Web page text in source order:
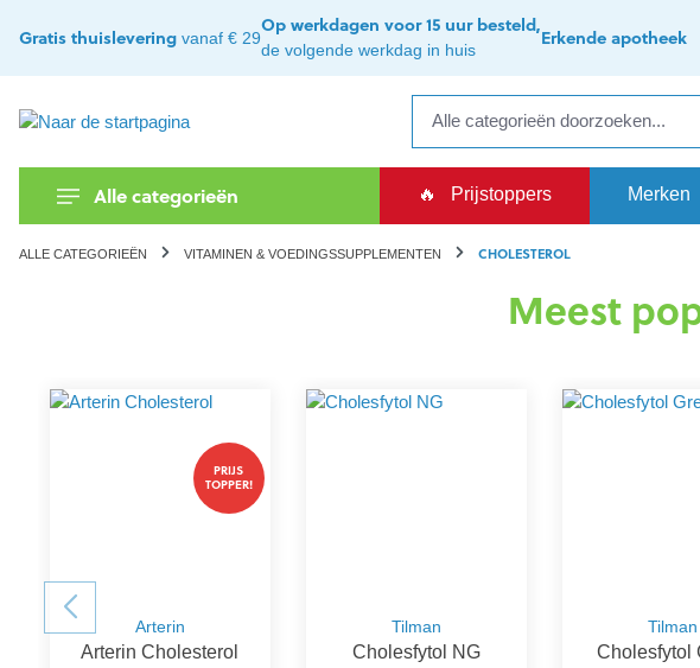
general.skipToNavigation
Gratis thuislevering vanaf € 29
Op werkdagen voor 15 uur besteld,
de volgende werkdag in huis
Erkende apotheek
Alle categorieën 🔥 Prijstoppers Merken
ALLE CATEGORIEËN VITAMINEN & VOEDINGSSUPPLEMENTEN CHOLESTEROL
Meest
PRIJS
TOPPER!
Arterin
Arterin Cholesterol
Tilman
Cholesfytol NG
Tilman
Cholesfytol